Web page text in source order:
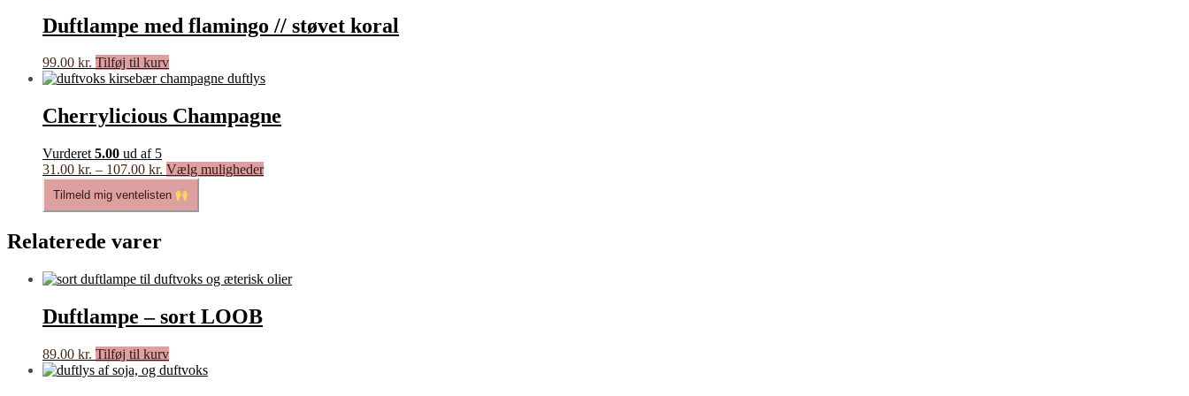
Mulighederne
kan
varesiden
Duftlampe med flamingo // støvet koral
99.00 kr. Tilføj til kurv
Cherrylicious Champagne
Vurderet 5.00 ud af 5
31.00 kr. – 107.00 kr. Prisinterval:
31.00 kr.
til
107.00 kr.
Vælg mulighederDette
vælges
Tilmeld mig ventelisten
Relaterede varer
Duftlampe – sort LOOB
89.00 kr. Tilføj til kurv